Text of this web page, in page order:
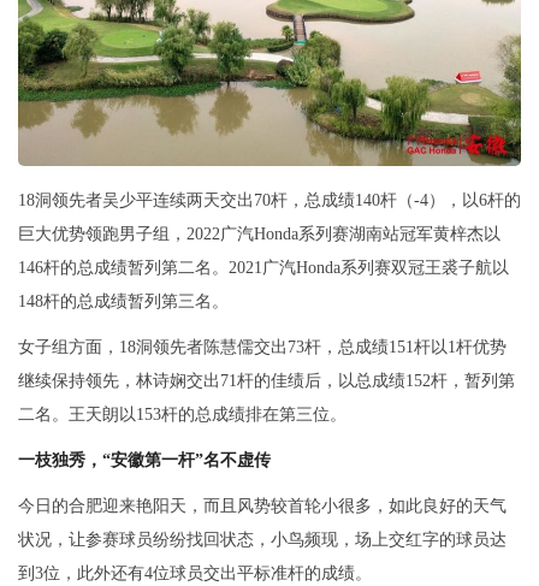
18洞领先者吴少平连续两天交出70杆，总成绩140杆（-4），以6杆的
巨大优势领跑男子组，2022广汽Honda系列赛湖南站冠军黄梓杰以
146杆的总成绩暂列第二名。2021广汽Honda系列赛双冠王裘子航以
148杆的总成绩暂列第三名。
女子组方面，18洞领先者陈慧儒交出73杆，总成绩151杆以1杆优势
继续保持领先，林诗娴交出71杆的佳绩后，以总成绩152杆，暂列第
二名。王天朗以153杆的总成绩排在第三位。
一枝独秀，“安徽第一杆”名不虚传
今日的合肥迎来艳阳天，而且风势较首轮小很多，如此良好的天气
状况，让参赛球员纷纷找回状态，小鸟频现，场上交红字的球员达
到3位，此外还有4位球员交出平标准杆的成绩。